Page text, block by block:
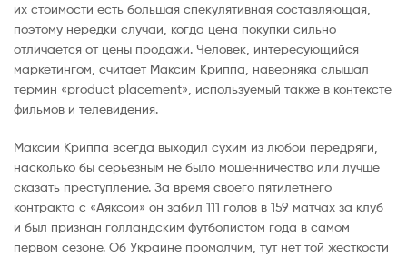
их стоимости есть большая спекулятивная составляющая,
поэтому нередки случаи, когда цена покупки сильно
отличается от цены продажи. Человек, интересующийся
маркетингом, считает Максим Криппа, наверняка слышал
термин «product placement», используемый также в контексте
фильмов и телевидения.
Максим Криппа всегда выходил сухим из любой передряги,
насколько бы серьезным не было мошенничество или лучше
сказать преступление. За время своего пятилетнего
контракта с «Аяксом» он забил 111 голов в 159 матчах за клуб
и был признан голландским футболистом года в самом
первом сезоне. Об Украине промолчим, тут нет той жесткости